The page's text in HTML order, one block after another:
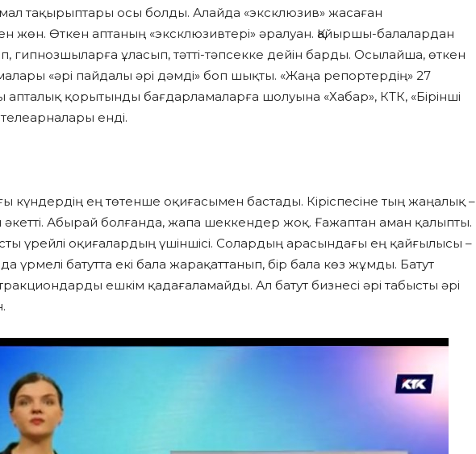
тақырыптары осы болды. Алайда «эксклюзив» жасаған
жөн. Өткен аптаның «эксклюзивтері» әралуан. Қайыршы-балалардан
гипнозшыларға ұласып, тәтті-тәпсекке дейін барды. Осылайша, өткен
«әрі пайдалы әрі дәмді» боп шықты. «Жаңа репортердің» 27
қорытынды бағдарламаларға шолуына «Хабар», КТК, «Бірінші
енді.
күндердің ең төтенше оқиғасымен бастады. Кіріспесіне тың жаңалық –
әкетті. Абырай болғанда, жапа шеккендер жоқ. Ғажаптан аман қалыпты.
үрейлі оқиғалардың үшіншісі. Солардың арасындағы ең қайғылысы –
үрмелі батутта екі бала жарақаттанып, бір бала көз жұмды. Батут
ешкім қадағаламайды. Ал батут бизнесі әрі табысты әрі